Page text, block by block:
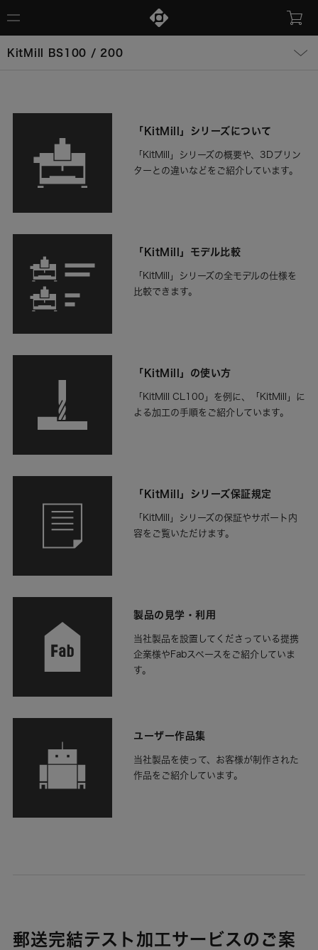
KitMill BS100 / 200
「KitMill」シリーズについて
「KitMill」シリーズの概要や、3Dプリン
ターとの違いなどをご紹介しています。
「KitMill」モデル比較
「KitMill」シリーズの全モデルの仕様を
比較できます。
「KitMill」の使い方
「KitMill CL100」を例に、「KitMill」に
よる加工の手順をご紹介しています。
「KitMill」シリーズ保証規定
「KitMill」シリーズの保証やサポート内
容をご覧いただけます。
製品の見学・利用
当社製品を設置してくださっている提携
企業様やFabスペースをご紹介していま
す。
ユーザー作品集
当社製品を使って、お客様が制作された
作品をご紹介しています。
郵送完結テスト加工サービスのご案